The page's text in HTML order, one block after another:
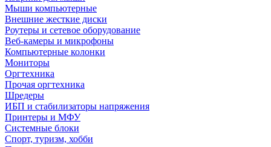
Мыши компьютерные
Внешние жесткие диски
Роутеры и сетевое оборудование
Веб-камеры и микрофоны
Компьютерные колонки
Мониторы
Оргтехника
Прочая оргтехника
Шредеры
ИБП и стабилизаторы напряжения
Принтеры и МФУ
Системные блоки
Спорт, туризм, хобби